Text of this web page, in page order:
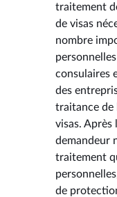
traitement
de visas
nombre
consulaires
des
traitance de
visas. Après
demandeur
traitement
de